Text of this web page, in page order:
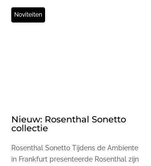
Noviteiten
Nieuw: Rosenthal Sonetto
collectie
Rosenthal Sonetto Tijdens de Ambiente
in Frankfurt presenteerde Rosenthal zijn